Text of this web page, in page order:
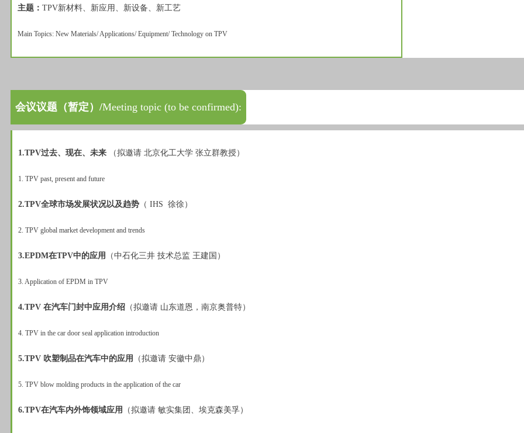
主题： TPV新材料、新应用、新设备、新工艺
Main Topics: New Materials/ Applications/ Equipment/ Technology on TPV
会议议题（暂定）/Meeting topic (to be confirmed):
1.TPV过去、现在、未来 （拟邀请 北京化工大学 张立群教授）
1. TPV past, present and future
2.TPV全球市场发展状况以及趋势 （ IHS 徐徐）
2. TPV global market development and trends
3.EPDM在TPV中的应用 （中石化三井 技术总监 王建国）
3. Application of EPDM in TPV
4.TPV 在汽车门封中应用介绍 （拟邀请 山东道恩，南京奥普特）
4. TPV in the car door seal application introduction
5.TPV 吹塑制品在汽车中的应用 （拟邀请 安徽中鼎）
5. TPV blow molding products in the application of the car
6.TPV在汽车内外饰领域应用 （拟邀请 敏实集团、埃克森美孚）